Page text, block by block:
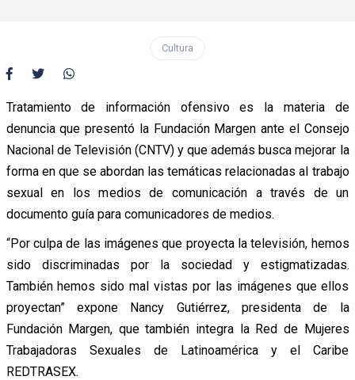
Cultura
Tratamiento de información ofensivo es la materia de
denuncia que presentó la Fundación Margen ante el Consejo
Nacional de Televisión (CNTV) y que además busca mejorar la
forma en que se abordan las temáticas relacionadas al trabajo
sexual en los medios de comunicación a través de un
documento guía para comunicadores de medios.
“Por culpa de las imágenes que proyecta la televisión, hemos
sido discriminadas por la sociedad y estigmatizadas.
También hemos sido mal vistas por las imágenes que ellos
proyectan” expone Nancy Gutiérrez, presidenta de la
Fundación Margen, que también integra la Red de Mujeres
Trabajadoras Sexuales de Latinoamérica y el Caribe
REDTRASEX.